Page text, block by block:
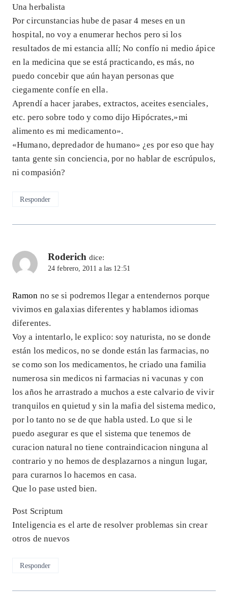
Una herbalista
Por circunstancias hube de pasar 4 meses en un
hospital, no voy a enumerar hechos pero si los
resultados de mi estancia allí; No confío ni medio ápice
en la medicina que se está practicando, es más, no
puedo concebir que aún hayan personas que
ciegamente confíe en ella.
Aprendí a hacer jarabes, extractos, aceites esenciales,
etc. pero sobre todo y como dijo Hipócrates,»mi
alimento es mi medicamento».
«Humano, depredador de humano» ¿es por eso que hay
tanta gente sin conciencia, por no hablar de escrúpulos,
ni compasión?
Responder
Roderich dice:
24 febrero, 2011 a las 12:51
Ramon no se si podremos llegar a entendernos porque
vivimos en galaxias diferentes y hablamos idiomas
diferentes.
Voy a intentarlo, le explico: soy naturista, no se donde
están los medicos, no se donde están las farmacias, no
se como son los medicamentos, he criado una familia
numerosa sin medicos ni farmacias ni vacunas y con
los años he arrastrado a muchos a este calvario de vivir
tranquilos en quietud y sin la mafia del sistema medico,
por lo tanto no se de que habla usted. Lo que si le
puedo asegurar es que el sistema que tenemos de
curacion natural no tiene contraindicacion ninguna al
contrario y no hemos de desplazarnos a ningun lugar,
para curarnos lo hacemos en casa.
Que lo pase usted bien.
Post Scriptum
Inteligencia es el arte de resolver problemas sin crear
otros de nuevos
Responder